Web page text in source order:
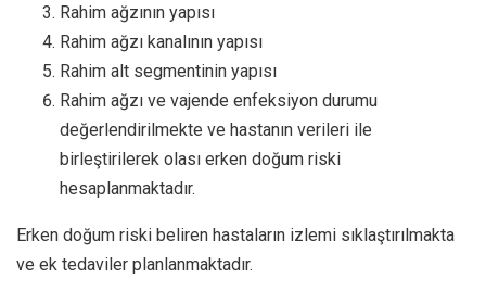
Rahim ağzının yapısı
Rahim ağzı kanalının yapısı
Rahim alt segmentinin yapısı
Rahim ağzı ve vajende enfeksiyon durumu
değerlendirilmekte ve hastanın verileri ile
birleştirilerek olası erken doğum riski
hesaplanmaktadır.
Erken doğum riski beliren hastaların izlemi sıklaştırılmakta
ve ek tedaviler planlanmaktadır.